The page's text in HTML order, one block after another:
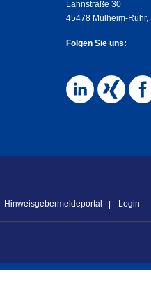
Lahnstraße 30
45478 Mülheim-
Folgen Sie uns:
Hinweisgebermeldeportal Login